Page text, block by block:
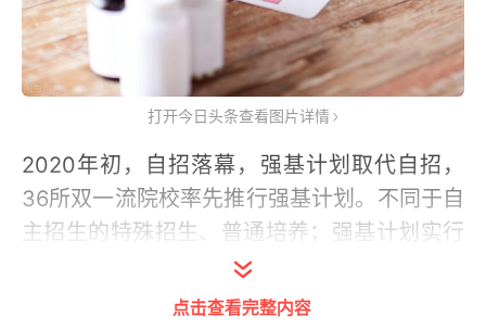
打开今日头条查看图片详情
2020年初，自招落幕，强基计划取代自招，
36所双一流院校率先推行强基计划。不同于自
主招生的特殊招生、普通培养；强基计划实行
特殊招生、特殊培养；匹配特长、专门培养。
点击查看完整内容